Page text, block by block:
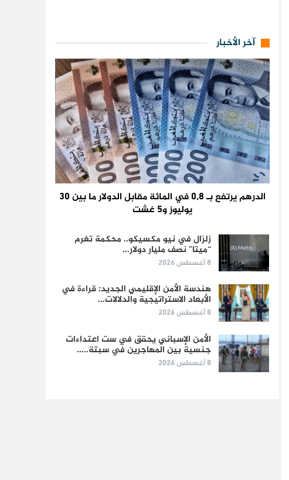
آخر الأخبار
الدرهم يرتفع بـ 0,8 في المائة مقابل الدولار ما بين 30
يوليوز و5 غشت
زلزال في نيو مكسيكو.. محكمة تغرم
“ميتا” نصف مليار دولار…
8 أغسطس 2026
هندسة الأمن الإقليمي الجديد: قراءة في
الأبعاد الاستراتيجية والدلالات…
8 أغسطس 2026
الأمن الإسباني يحقق في ست اعتداءات
جنسية بين المهاجرين في سبتة..…
8 أغسطس 2026